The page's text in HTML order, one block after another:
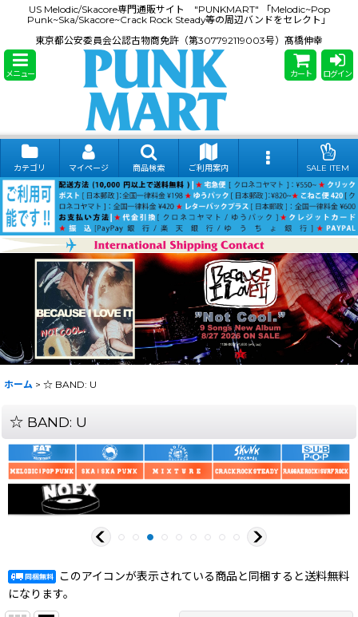
US Melodic/Skacore専門通販サイト "PUNKMART" 「Melodic~Pop
Punk~Ska/Skacore~Crack Rock Steady等の周辺バンドをセレクト」
東京都公安委員会公認古物商免許（第307792119003号）髙橋伸幸
メニュー カート ログイン
カテゴリ マイページ 商品検索 ご利用案内 SALE ITEM
ホーム > ☆ BAND: U
☆ BAND: U
このアイコンが表示されている商品と同梱すると送料無料
になります。